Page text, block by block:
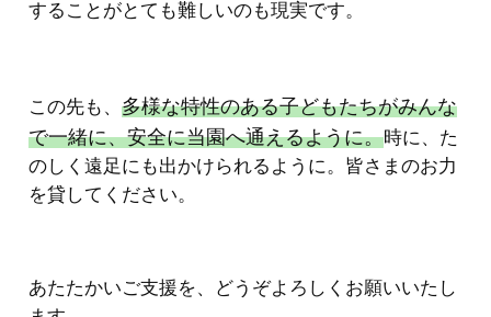
することがとても難しいのも現実です。
この先も、 多様な特性のある子どもたちがみんな
で一緒に、安全に当園へ通えるように。時に、た
のしく遠足にも出かけられるように。皆さまのお力
を貸してください。
あたたかいご支援を、どうぞよろしくお願いいたし